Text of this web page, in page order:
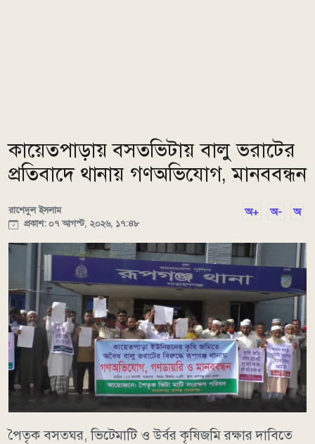
কায়েতপাড়ায় বসতভিটায় বালু ভরাটের
প্রতিবাদে থানায় গণঅভিযোগ, মানববন্ধন
রাশেদুল ইসলাম
প্রকাশ: ০৭ আগস্ট, ২০২৬, ১৭:৪৮
অ+ অ- অ
পৈতৃক বসতঘর, ভিটেমাটি ও উর্বর কৃষিজমি রক্ষার দাবিতে